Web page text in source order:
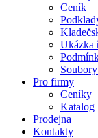
Ceník
Ukázka
Pro firmy
Ceníky
Katalog
Prodejna
Kontakty